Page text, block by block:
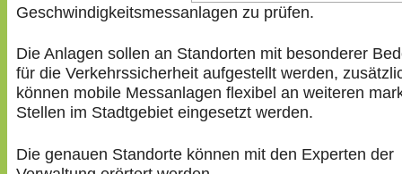
Geschwindigkeitsmessanlagen zu prüfen.
Die Anlagen sollen an Standorten mit besonderer
für die Verkehrssicherheit aufgestellt werden,
können mobile Messanlagen flexibel an weiteren
Stellen im Stadtgebiet eingesetzt werden.
Die genauen Standorte können mit den Experten der